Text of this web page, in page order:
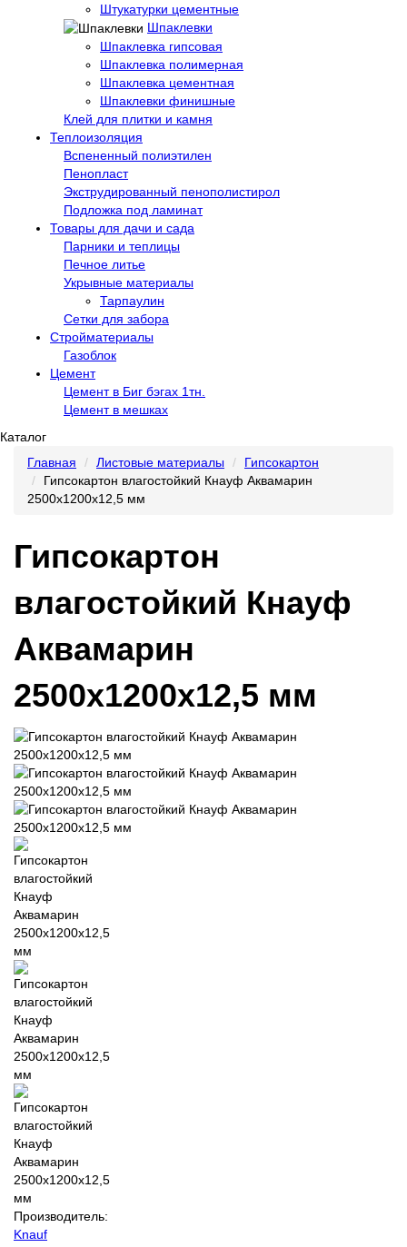
Штукатурки цементные
Шпаклевки
Шпаклевка гипсовая
Шпаклевка полимерная
Шпаклевка цементная
Шпаклевки финишные
Клей для плитки и камня
Теплоизоляция
Вспененный полиэтилен
Пенопласт
Экструдированный пенополистирол
Подложка под ламинат
Товары для дачи и сада
Парники и теплицы
Печное литье
Укрывные материалы
Тарпаулин
Сетки для забора
Стройматериалы
Газоблок
Цемент
Цемент в Биг бэгах 1тн.
Цемент в мешках
Каталог
Главная
Листовые материалы
Гипсокартон
Гипсокартон влагостойкий Кнауф Аквамарин
2500x1200x12,5 мм
Гипсокартон
влагостойкий Кнауф
Аквамарин
2500x1200x12,5 мм
Производитель:
Knauf